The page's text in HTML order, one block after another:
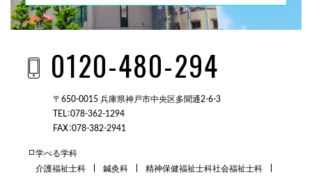
0120-480-294
〒650-0015 兵庫県神戸市中央区多聞通2-6-3
TEL：078-362-1294
FAX：078-382-2941
学べる学科
介護福祉士科
鍼灸科 精神保健福祉士科社会福祉士科